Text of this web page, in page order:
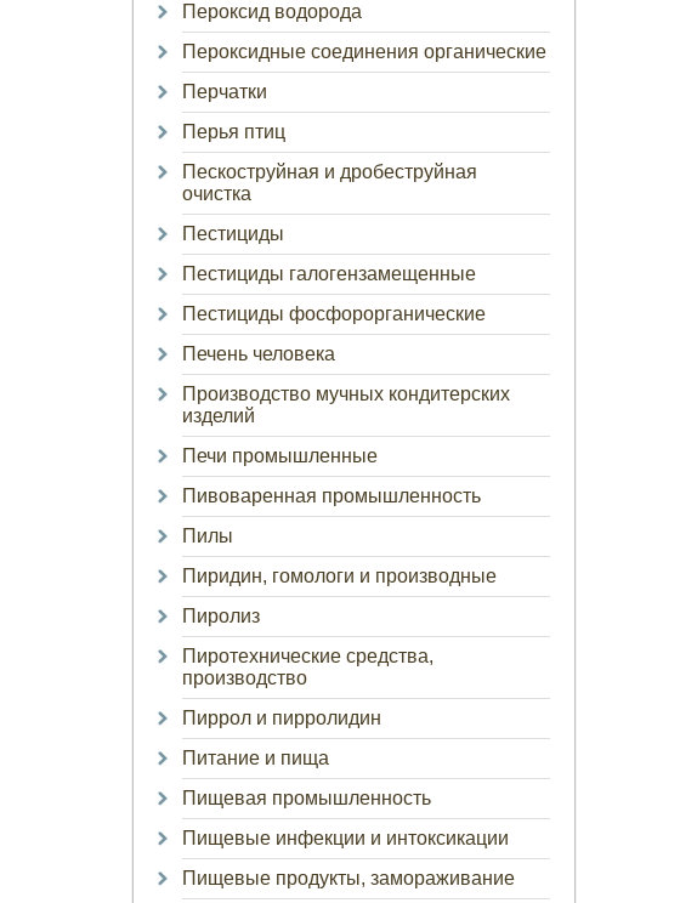
Пероксид водорода
Пероксидные соединения органические
Перчатки
Перья птиц
Пескоструйная и дробеструйная
очистка
Пестициды
Пестициды галогензамещенные
Пестициды фосфорорганические
Печень человека
Производство мучных кондитерских
изделий
Печи промышленные
Пивоваренная промышленность
Пилы
Пиридин, гомологи и производные
Пиролиз
Пиротехнические средства,
производство
Пиррол и пирролидин
Питание и пища
Пищевая промышленность
Пищевые инфекции и интоксикации
Пищевые продукты, замораживание